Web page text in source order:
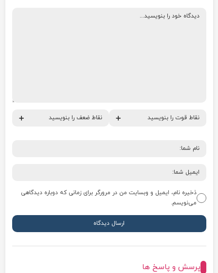
ذخیره نام، ایمیل و وبسایت من در مرورگر برای زمانی که دوباره دیدگاهی
می‌نویسم.
پرسش و پاسخ ها